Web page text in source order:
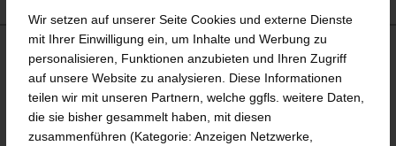
RÜCKLAUFAUFARBEITUNG
MIT TRP
Wir setzen auf unserer Seite Cookies und externe Dienste
mit Ihrer Einwilligung ein, um Inhalte und Werbung zu
personalisieren, Funktionen anzubieten und Ihren Zugriff
auf unsere Website zu analysieren. Diese Informationen
teilen wir mit unseren Partnern, welche ggfls. weitere Daten,
die sie bisher gesammelt haben, mit diesen
zusammenführen (Kategorie: Anzeigen Netzwerke,